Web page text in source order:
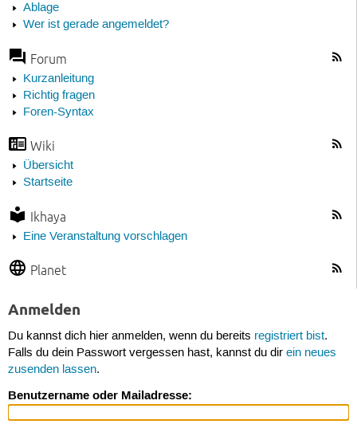
Ablage
Wer ist gerade angemeldet?
Forum
Kurzanleitung
Richtig fragen
Foren-Syntax
Wiki
Übersicht
Startseite
Ikhaya
Eine Veranstaltung vorschlagen
Planet
Anmelden
Du kannst dich hier anmelden, wenn du bereits registriert bist.
Falls du dein Passwort vergessen hast, kannst du dir ein neues
zusenden lassen.
Benutzername oder Mailadresse: